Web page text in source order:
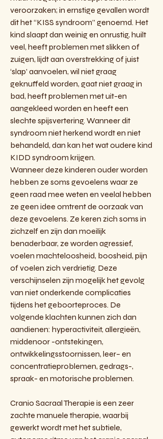
veroorzaken; in ernstige gevallen wordt
dit het “KISS syndroom” genoemd. Het
kind slaapt dan weinig en onrustig, huilt
veel, heeft problemen met slikken of
zuigen, lijdt aan overstrekking of juist
‘slap’ aanvoelen, wil niet graag
geknuffeld worden, gaat niet graag in
bad, heeft problemen met uit-en
aangekleed worden en heeft een
slechte spijsvertering. Wanneer dit
syndroom niet herkend wordt en niet
behandeld, dan kan het wat oudere kind
KIDD syndroom krijgen.
Wanneer deze kinderen ouder worden
hebben ze soms gevoelens waar ze
geen raad mee weten en veelal hebben
ze geen idee omtrent de oorzaak van
deze gevoelens. Ze keren zich soms in
zichzelf en zijn dan moeilijk
benaderbaar, ze worden agressief,
voelen machteloosheid, boosheid, pijn
of voelen zich verdrietig. Deze
verschijnselen zijn mogelijk het gevolg
van niet onderkende complicaties
tijdens het geboorteproces. De
volgende klachten kunnen zich dan
aandienen: hyperactiviteit, allergieën,
middenoor -ontstekingen,
ontwikkelingsstoornissen, leer– en
concentratieproblemen, gedrags-,
spraak- en motorische problemen.
Cranio Sacraal Therapie is een zeer
zachte manuele therapie, waarbij
gewerkt wordt met het subtiele,